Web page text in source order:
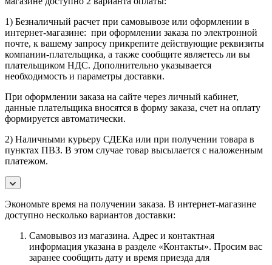
1) Безналичный расчет при самовывозе или оформлении в
интернет-магазине: при оформлении заказа по электронной
почте, к вашему запросу прикрепите действующие реквизиты
компании-плательщика, а также сообщите являетесь ли вы
плательщиком НДС. Дополнительно указывается
необходимость и параметры доставки.
При оформлении заказа на сайте через личный кабинет,
данные плательщика вносятся в форму заказа, счет на оплату
формируется автоматически.
2) Наличными курьеру СДЕКа или при получении товара в
пунктах ПВЗ. В этом случае товар высылается с наложенным
платежом.
Экономьте время на получении заказа. В интернет-магазине
доступно несколько вариантов доставки:
Самовывоз из магазина. Адрес и контактная
информация указана в разделе «Контакты». Просим вас
заранее сообщить дату и время приезда для